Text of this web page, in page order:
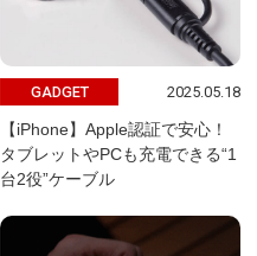
GADGET 2025.05.18
【iPhone】Apple認証で安心！
タブレットやPCも充電できる“1
台2役”ケーブル